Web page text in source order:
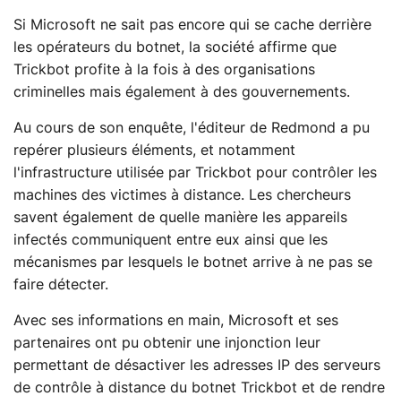
Si Microsoft ne sait pas encore qui se cache derrière
les opérateurs du botnet, la société affirme que
Trickbot profite à la fois à des organisations
criminelles mais également à des gouvernements.
Au cours de son enquête, l'éditeur de Redmond a pu
repérer plusieurs éléments, et notamment
l'infrastructure utilisée par Trickbot pour contrôler les
machines des victimes à distance. Les chercheurs
savent également de quelle manière les appareils
infectés communiquent entre eux ainsi que les
mécanismes par lesquels le botnet arrive à ne pas se
faire détecter.
Avec ses informations en main, Microsoft et ses
partenaires ont pu obtenir une injonction leur
permettant de désactiver les adresses IP des serveurs
de contrôle à distance du botnet Trickbot et de rendre